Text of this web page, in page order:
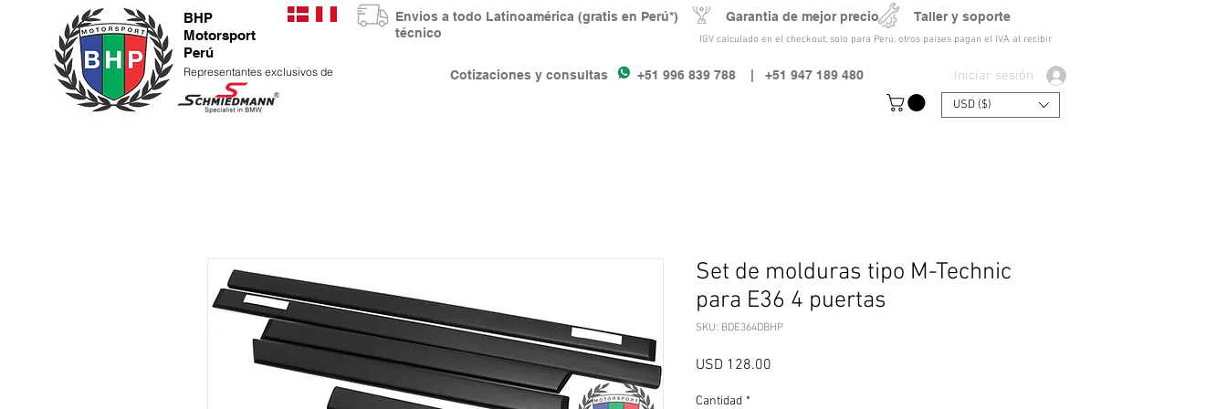
IGV calculado en el checkout, solo para Perú, otros paises pagan el IVA al recibir
BHP
Motorsport
Perú
Iniciar sesión
Representantes exclusivos de Cotizaciones y consultas +51 996 839 788 | +51 947 189 480
USD ($)
Envios a todo Latinoamérica (gratis en Perú*) Garantia de mejor precio Taller y soporte
técnico
Set de molduras tipo M-Technic
para E36 4 puertas
SKU: BDE364DBHP
USD 128.00
Cantidad *